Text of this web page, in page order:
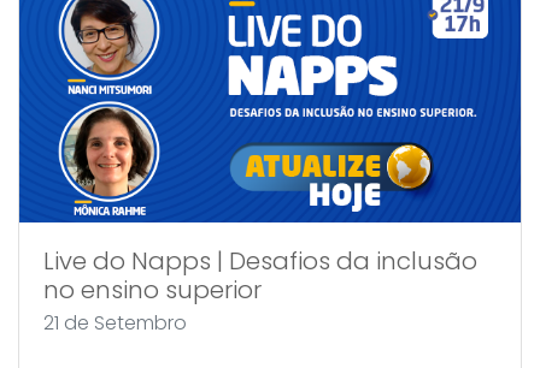
Live do Napps | Desafios da inclusão
no ensino superior
21 de Setembro